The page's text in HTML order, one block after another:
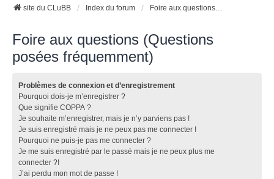
site du CLuBB Index du forum Foire aux questions (Questions posées fréquemment)
Foire aux questions (Questions
posées fréquemment)
Problèmes de connexion et d’enregistrement
Pourquoi dois-je m’enregistrer ?
Que signifie COPPA ?
Je souhaite m’enregistrer, mais je n’y parviens pas !
Je suis enregistré mais je ne peux pas me connecter !
Pourquoi ne puis-je pas me connecter ?
Je me suis enregistré par le passé mais je ne peux plus me
connecter ?!
J’ai perdu mon mot de passe !